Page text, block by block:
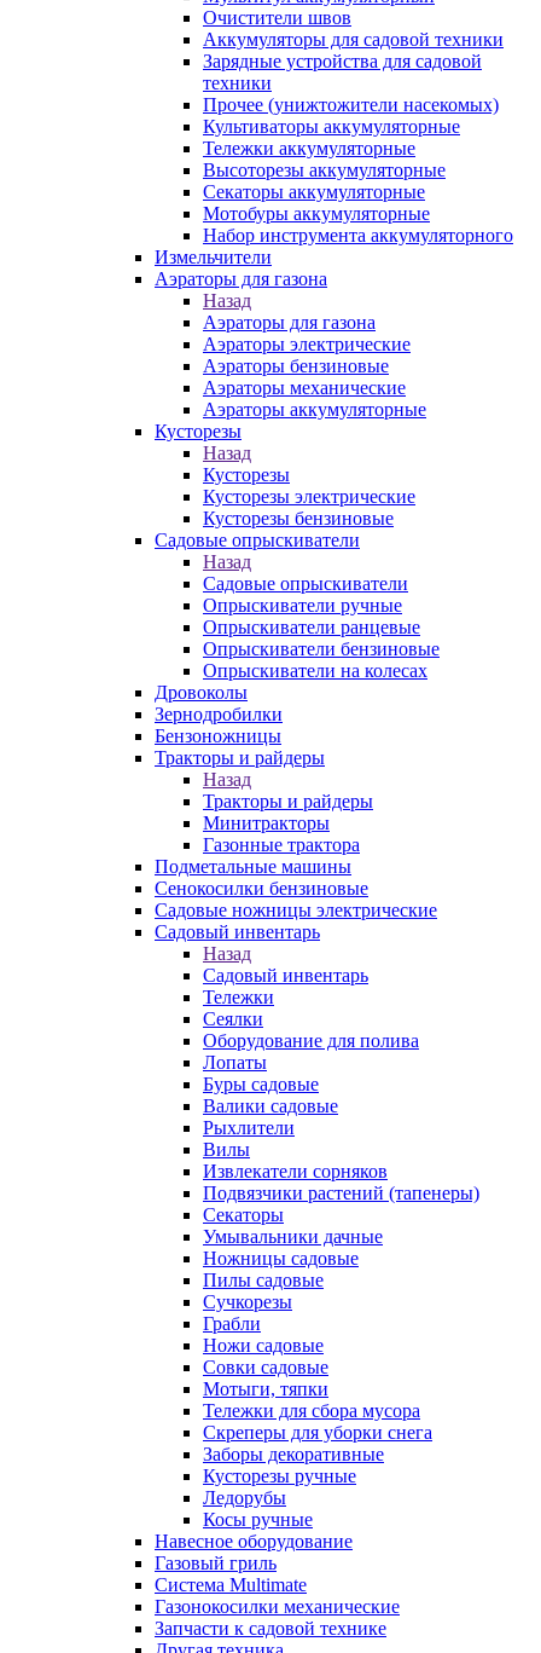
Очистители швов
Аккумуляторы для садовой техники
Зарядные устройства для садовой
техники
Прочее (унижтожители насекомых)
Культиваторы аккумуляторные
Тележки аккумуляторные
Высоторезы аккумуляторные
Секаторы аккумуляторные
Мотобуры аккумуляторные
Набор инструмента аккумуляторного
Измельчители
Аэраторы для газона
Назад
Аэраторы для газона
Аэраторы электрические
Аэраторы бензиновые
Аэраторы механические
Аэраторы аккумуляторные
Кусторезы
Назад
Кусторезы
Кусторезы электрические
Кусторезы бензиновые
Садовые опрыскиватели
Назад
Садовые опрыскиватели
Опрыскиватели ручные
Опрыскиватели ранцевые
Опрыскиватели бензиновые
Опрыскиватели на колесах
Дровоколы
Зернодробилки
Бензоножницы
Тракторы и райдеры
Назад
Тракторы и райдеры
Минитракторы
Газонные трактора
Подметальные машины
Сенокосилки бензиновые
Садовые ножницы электрические
Садовый инвентарь
Назад
Садовый инвентарь
Тележки
Сеялки
Оборудование для полива
Лопаты
Буры садовые
Валики садовые
Рыхлители
Вилы
Извлекатели сорняков
Подвязчики растений (тапенеры)
Секаторы
Умывальники дачные
Ножницы садовые
Пилы садовые
Сучкорезы
Грабли
Ножи садовые
Совки садовые
Мотыги, тяпки
Тележки для сбора мусора
Скреперы для уборки снега
Заборы декоративные
Кусторезы ручные
Ледорубы
Косы ручные
Навесное оборудование
Газовый гриль
Система Multimate
Газонокосилки механические
Запчасти к садовой технике